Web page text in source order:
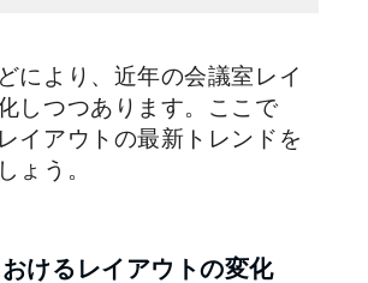
により、近年の会議室レイ
しつつあります。ここで
イアウトの最新トレンドを
ょう。
けるレイアウトの変化